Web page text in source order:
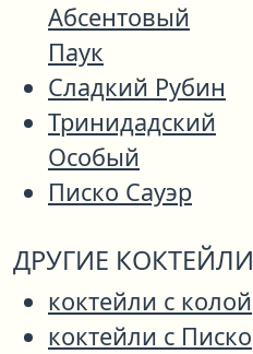
Абсентовый
Паук
Сладкий Рубин
Тринидадский
Особый
Писко Сауэр
ДРУГИЕ КОКТЕЙЛИ
коктейли с колой
коктейли с Писко